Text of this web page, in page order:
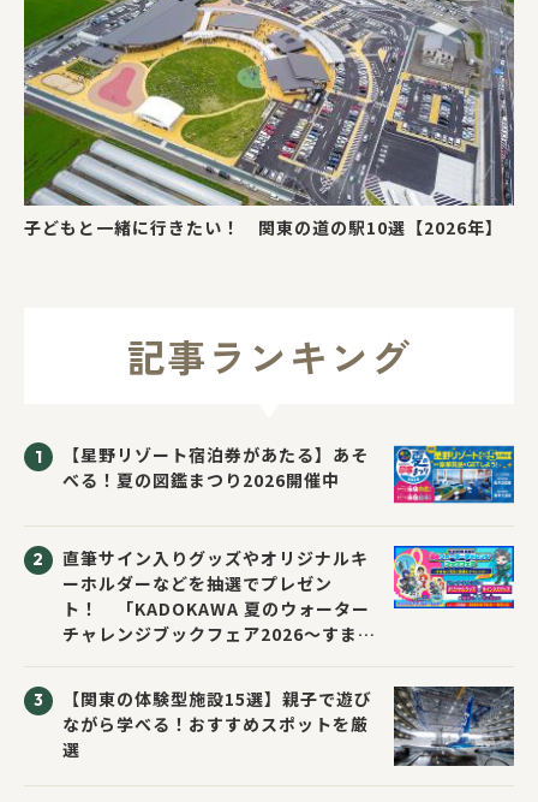
子どもと一緒に行きたい！ 関東の道の駅10選【2026年】
記事ランキング
【星野リゾート宿泊券があたる】あそ
べる！夏の図鑑まつり2026開催中
直筆サイン入りグッズやオリジナルキ
ーホルダーなどを抽選でプレゼン
ト！ 「KADOKAWA 夏のウォーター
チャレンジブックフェア2026～すまな
【関東の体験型施設15選】親子で遊び
ながら学べる！おすすめスポットを厳
選